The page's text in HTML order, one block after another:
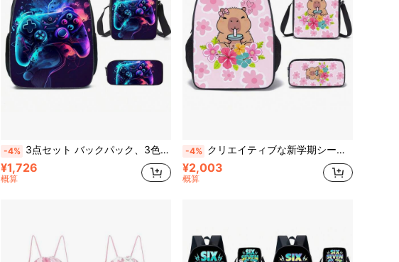
-4% 3点セット バックパック、3色ゲームプリント、ユニセックス、ワンショルダーバッグ、ペンケース、入学準備バックパック
¥1,726
概算
-4% クリエイティブな新学期シーズン カラフルなホリデー カピバラ柄バックパックセット、カジュアルスタイル、ポリエステル素材
¥2,003
概算